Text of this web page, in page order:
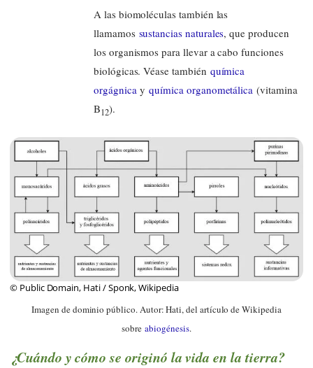
A las biomoléculas también las
llamamos sustancias naturales, que producen
los organismos para llevar a cabo funciones
biológicas. Véase también química
orgágnicayquímica organometálica (vitamina
B12).
© Public Domain, Hati / Sponk, Wikipedia
Imagen de dominio público. Autor: Hati, del artículo de Wikipedia
sobreabiogénesis.
¿Cuándo y cómo se originó la vida en la tierra?